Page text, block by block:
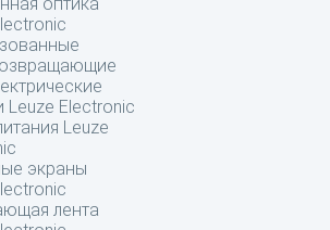
Leuze Electronic
Leuze
экраны
лента